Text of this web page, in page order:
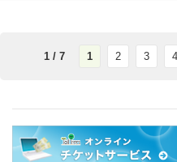
1 / 7 1 2 3 4